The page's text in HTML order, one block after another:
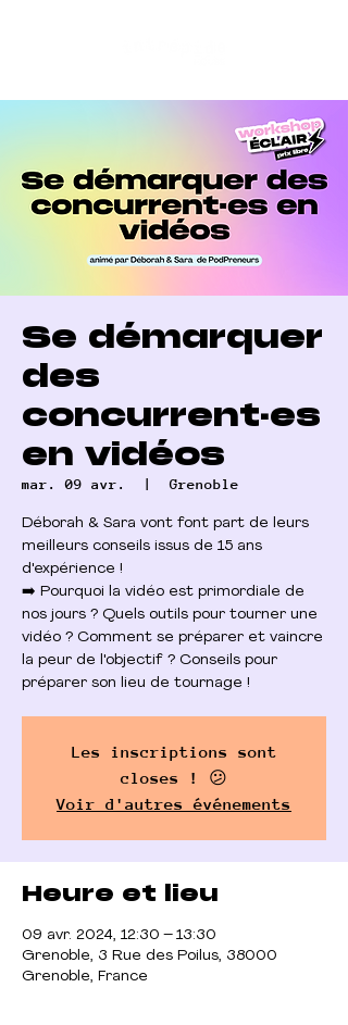
Se démarquer
des
concurrent·es
en vidéos
mar. 09 avr.
  |
Grenoble
Déborah & Sara vont font part de leurs
meilleurs conseils issus de 15 ans
d'expérience !
➡️ Pourquoi la vidéo est primordiale de
nos jours ? Quels outils pour tourner une
vidéo ? Comment se préparer et vaincre
la peur de l'objectif ? Conseils pour
préparer son lieu de tournage !
Les inscriptions sont
closes ! 😕
Voir d'autres événements
Heure et lieu
09 avr. 2024, 12:30 – 13:30
Grenoble, 3 Rue des Poilus, 38000
Grenoble, France